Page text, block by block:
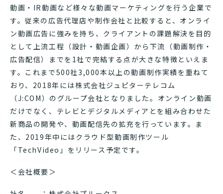
動画・IR動画など様々な動画マーケティングを行う企業で
す。従来の広告代理店や制作会社と比較すると、オンライ
ン動画広告に強みを持ち、クライアントの課題解決を目的
として上流工程（設計・動画企画）から下流（動画制作・
広告配信）までを1社で完結する点が大きな特徴といえま
す。これまで500社3,000本以上の動画制作実績を重ねて
おり、2018年には株式会社ジュピターテレコム
（J:COM）のグループ会社となりました。オンライン動画
だけでなく、テレビとデジタルメディアとを組み合わせた
新商品の開発や、動画配信先の拡充を行っています。ま
た、2019年中にはクラウド型動画制作ツール
「TechVideo」をリリース予定です。
＜会社概要＞